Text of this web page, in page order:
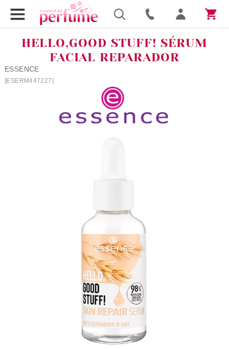
HELLO,GOOD STUFF! SÉRUM
FACIAL REPARADOR
ESSENCE
[ESERM447227]